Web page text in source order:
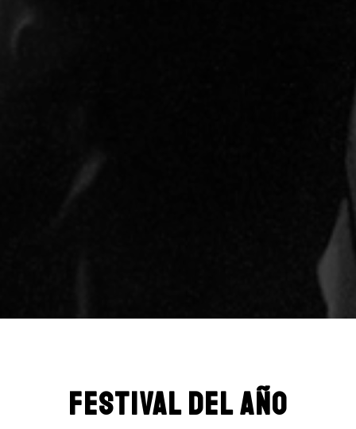
Festival del año